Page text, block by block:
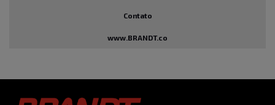
Contato
www.BRANDT.co